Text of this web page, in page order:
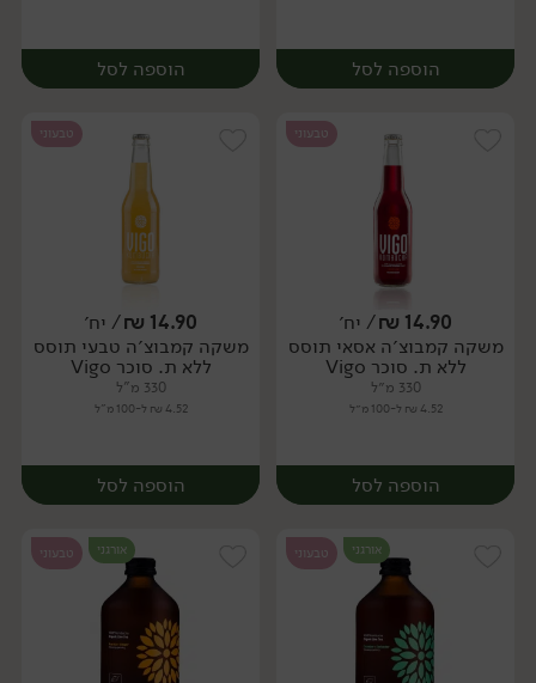
הוספה לסל
יח׳
הוספה לסל
יח׳
טבעוני
14.90
₪/ יח׳
משקה קמבוצ׳ה אסאי תוסס
ללא ת. סוכר Vigo
330 מ״ל
4.52 ₪ ל-100 מ״ל
הוספה לסל
טבעוני
14.90
₪/ יח׳
משקה קמבוצ׳ה טבעי תוסס
ללא ת. סוכר Vigo
330 מ"ל
4.52 ₪ ל-100 מ"ל
הוספה לסל
אורגני טבעוני אורגני טבעוני